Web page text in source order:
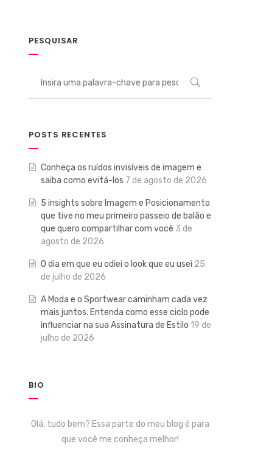
PESQUISAR
POSTS RECENTES
Conheça os ruídos invisíveis de imagem e
saiba como evitá-los 7 de agosto de 2026
5 insights sobre Imagem e Posicionamento
que tive no meu primeiro passeio de balão e
que quero compartilhar com você 3 de
agosto de 2026
O dia em que eu odiei o look que eu usei 25
de julho de 2026
A Moda e o Sportwear caminham cada vez
mais juntos. Entenda como esse ciclo pode
influenciar na sua Assinatura de Estilo 19 de
julho de 2026
BIO
Olá, tudo bem? Essa parte do meu blog é para
que você me conheça melhor!